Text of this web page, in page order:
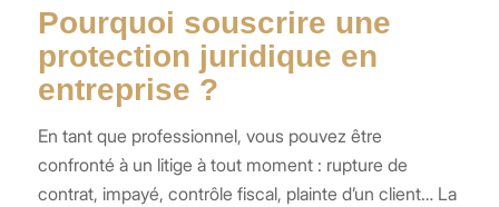
Pourquoi souscrire une
protection juridique en
entreprise ?
En tant que professionnel, vous pouvez être
confronté à un litige à tout moment : rupture de
contrat, impayé, contrôle fiscal, plainte d’un client… La